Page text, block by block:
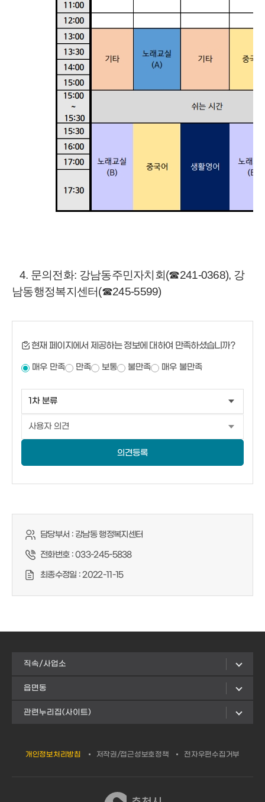
4. 문의전화: 강남동주민자치회(☎241-0368), 강
남동행정복지센터(☎245-5599)
현재 페이지에서 제공하는 정보에 대하여 만족하셨습니까?
매우 만족 만족 보통 불만족 매우 불만족
의견등록
담당부서 :강남동 행정복지센터
전화번호 :033-245-5838
최종수정일 :2022-11-15
직속/사업소
읍면동
관련누리집(사이트)
개인정보처리방침 저작권/접근성보호정책 전자우편수집거부